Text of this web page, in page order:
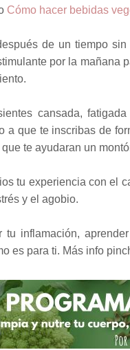
Cómo hacer bebidas
de un tiempo
por la mañana
cansada,
a que te inscribas de
te ayudaran un
tu experiencia con el
y el agobio.
tu inflamación,
es para ti. Más info